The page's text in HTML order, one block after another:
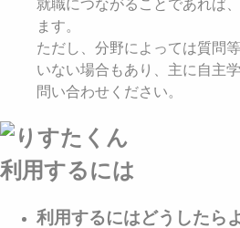
就職につながることであれば
ます。
ただし、分野によっては質問
いない場合もあり、主に自主
問い合わせください。
利用するには
利用するにはどうしたら